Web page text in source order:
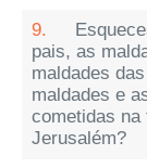
9.
pais, as
maldades
maldades e
cometidas na
Jerusalém?